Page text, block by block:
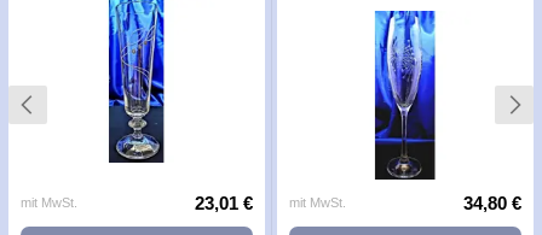
mit MwSt. 23,01 € mit MwSt. 34,80 €